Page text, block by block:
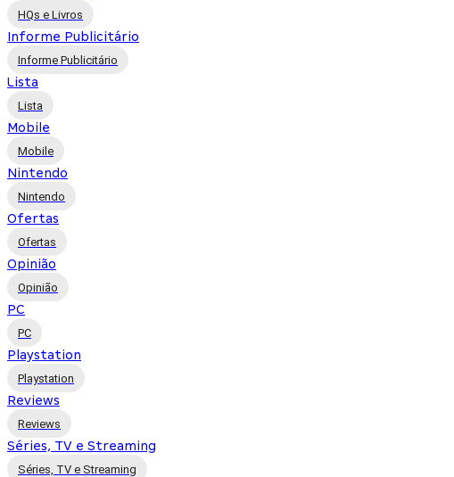
HQs e Livros
Informe Publicitário
Informe Publicitário
Lista
Lista
Mobile
Mobile
Nintendo
Nintendo
Ofertas
Ofertas
Opinião
Opinião
PC
PC
Playstation
Playstation
Reviews
Reviews
Séries, TV e Streaming
Séries, TV e Streaming